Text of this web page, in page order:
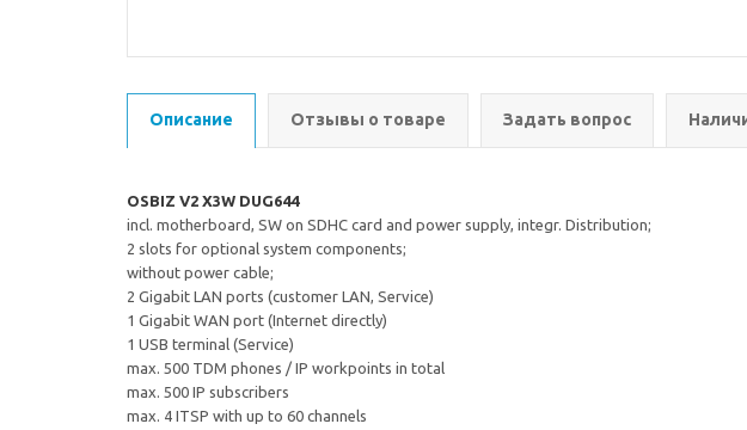
Описание Отзывы о товаре Задать вопрос
OSBIZ V2 X3W DUG644
incl. motherboard, SW on SDHC card and power supply, integr. Distribution;
2 slots for optional system components;
without power cable;
2 Gigabit LAN ports (customer LAN, Service)
1 Gigabit WAN port (Internet directly)
1 USB terminal (Service)
max. 500 TDM phones / IP workpoints in total
max. 500 IP subscribers
max. 4 ITSP with up to 60 channels